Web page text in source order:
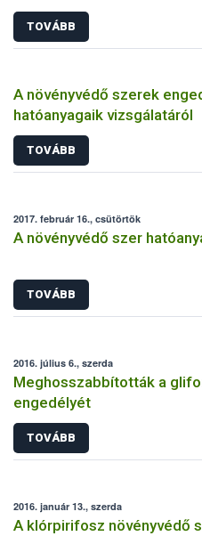
TOVÁBB
A növényvédő szerek
hatóanyagaik vizsgálatáról
TOVÁBB
2017. február 16., csütörtök
A növényvédő szer
TOVÁBB
2016. július 6., szerda
Meghosszabbították a
engedélyét
TOVÁBB
2016. január 13., szerda
A klórpirifosz növényvédő